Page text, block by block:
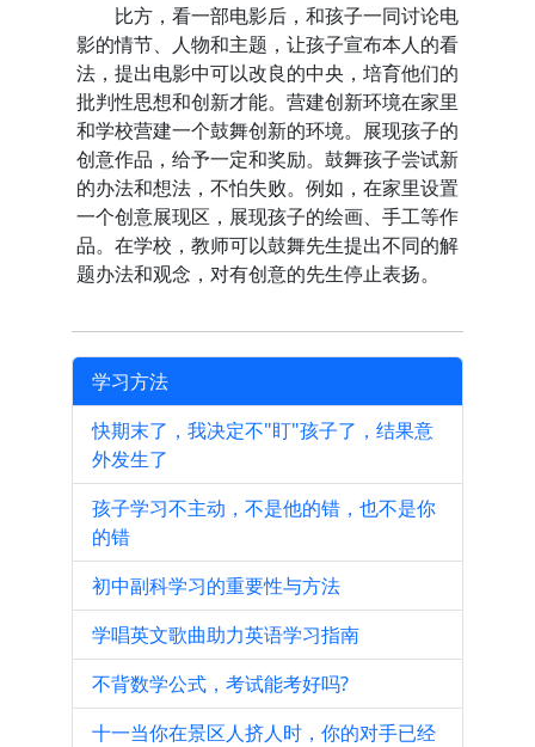
比方，看一部电影后，和孩子一同讨论电
影的情节、人物和主题，让孩子宣布本人的看
法，提出电影中可以改良的中央，培育他们的
批判性思想和创新才能。营建创新环境在家里
和学校营建一个鼓舞创新的环境。展现孩子的
创意作品，给予一定和奖励。鼓舞孩子尝试新
的办法和想法，不怕失败。例如，在家里设置
一个创意展现区，展现孩子的绘画、手工等作
品。在学校，教师可以鼓舞先生提出不同的解
题办法和观念，对有创意的先生停止表扬。
学习方法
快期末了，我决定不"盯"孩子了，结果意
外发生了
孩子学习不主动，不是他的错，也不是你
的错
初中副科学习的重要性与方法
学唱英文歌曲助力英语学习指南
不背数学公式，考试能考好吗?
十一当你在景区人挤人时，你的对手已经